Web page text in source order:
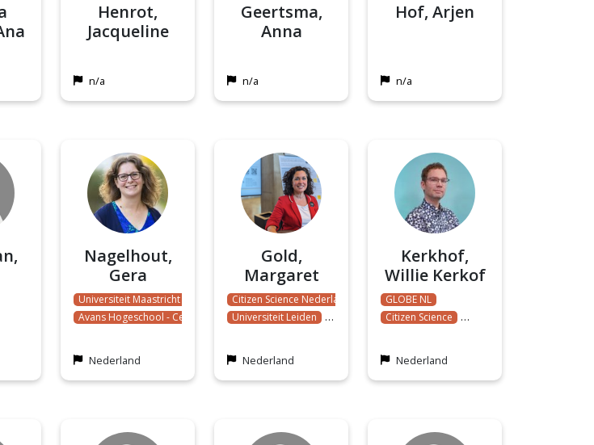
Henrot,
Jacqueline
n/a
Geertsma,
Anna
n/a
Hof, Arjen
n/a
Nagelhout,
Gera
Universiteit Maastricht
Avans Hogeschool - Centr…
Gezondheidsverschillen
Nederland
Gold,
Margaret
Citizen Science Nederland
Universiteit Leiden
Socio-technical transitions
Nederland
Kerkhof,
Willie Kerkof
GLOBE NL
Citizen Science
Nederland